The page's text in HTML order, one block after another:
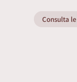
Consulta le